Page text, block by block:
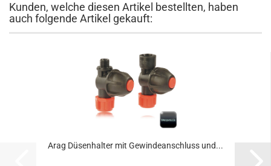
Kunden, welche diesen Artikel bestellten, haben
auch folgende Artikel gekauft:
Arag Düsenhalter mit Gewindeanschluss und...